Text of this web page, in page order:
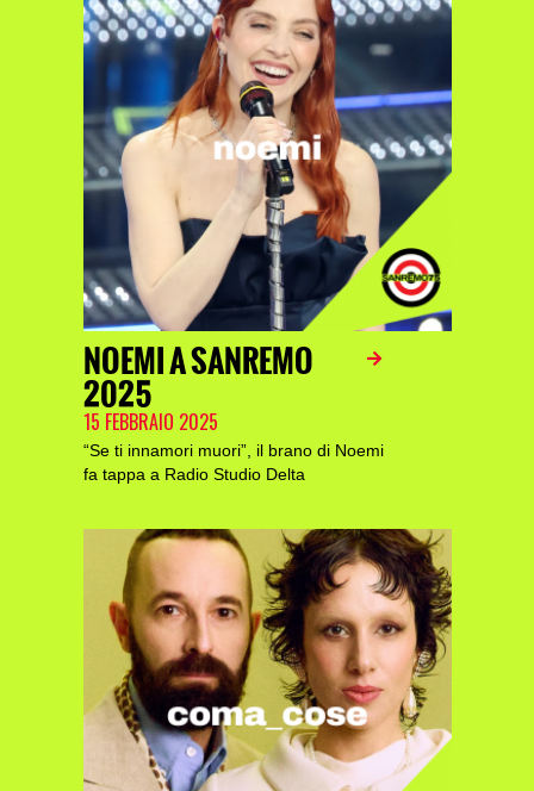
NOEMI A SANREMO
2025
15 FEBBRAIO 2025
“Se ti innamori muori”, il brano di Noemi
fa tappa a Radio Studio Delta